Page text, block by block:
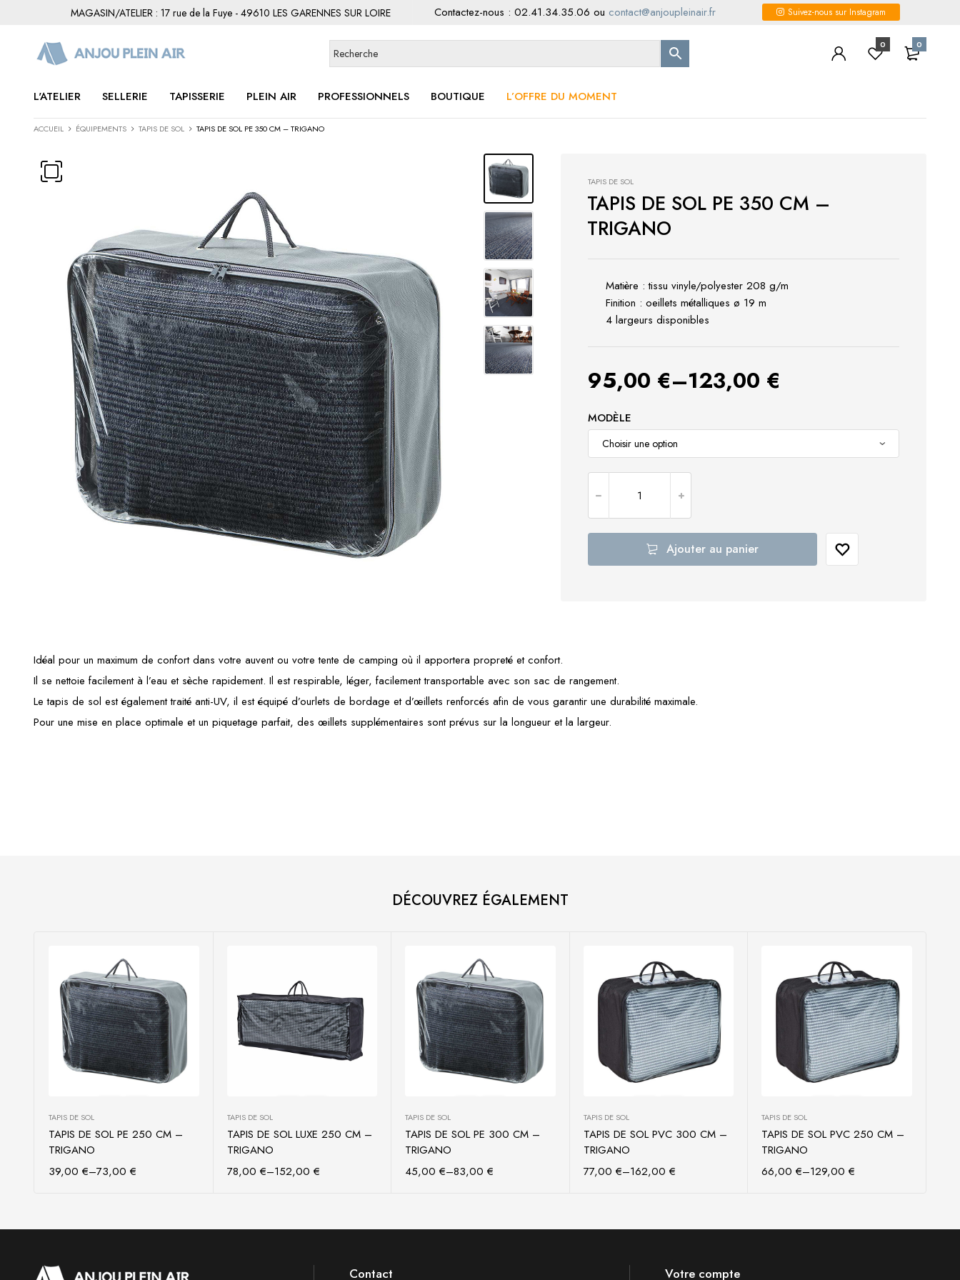
MAGASIN/ATELIER : 17 rue de la Fuye - 49610 LES GARENNES SUR LOIRE Contactez-nous : 02.41.34.35.06 ou contact@anjoupleinair.fr Suivez-nous sur Instagram
0 0
L'ATELIER SELLERIE TAPISSERIE PLEIN AIR PROFESSIONNELS BOUTIQUE L’OFFRE DU MOMENT
ACCUEIL ÉQUIPEMENTS TAPIS DE SOL TAPIS DE SOL PE 350 CM – TRIGANO
TAPIS DE SOL
TAPIS DE SOL PE 350 CM –
TRIGANO
Matière : tissu vinyle/polyester 208 g/m
Finition : oeillets métalliques ø 19 m
4 largeurs disponibles
95,00 €–123,00 €
MODÈLE
Ajouter au panier
Idéal pour un maximum de confort dans votre auvent ou votre tente de camping où il apportera propreté et confort.
Il se nettoie facilement à l’eau et sèche rapidement. Il est respirable, léger, facilement transportable avec son sac de rangement.
Le tapis de sol est également traité anti-UV, il est équipé d’ourlets de bordage et d’œillets renforcés afin de vous garantir une durabilité maximale.
Pour une mise en place optimale et un piquetage parfait, des œillets supplémentaires sont prévus sur la longueur et la largeur.
DÉCOUVREZ ÉGALEMENT
Choix des options
TAPIS DE SOL
TAPIS DE SOL PE 250 CM –
TRIGANO
39,00 €–73,00 €
Choix des options
TAPIS DE SOL
TAPIS DE SOL LUXE 250 CM –
TRIGANO
78,00 €–152,00 €
Choix des options
TAPIS DE SOL
TAPIS DE SOL PE 300 CM –
TRIGANO
45,00€–83,00€
Choix des options
TAPIS DE SOL
TAPIS DE SOL PVC 300 CM –
TRIGANO
77,00 €–162,00 €
Choix des options
TAPIS DE SOL
TAPIS DE SOL PVC 250 CM –
TRIGANO
66,00€–129,00€
Contact Votre compte